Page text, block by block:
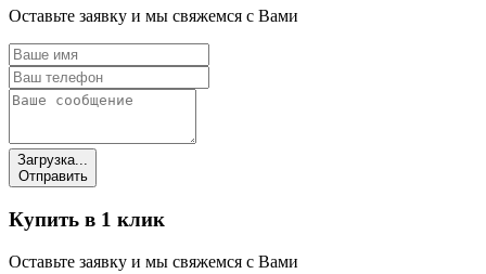
Оставьте заявку и мы свяжемся с Вами
Загрузка...
Отправить
Купить в 1 клик
Оставьте заявку и мы свяжемся с Вами